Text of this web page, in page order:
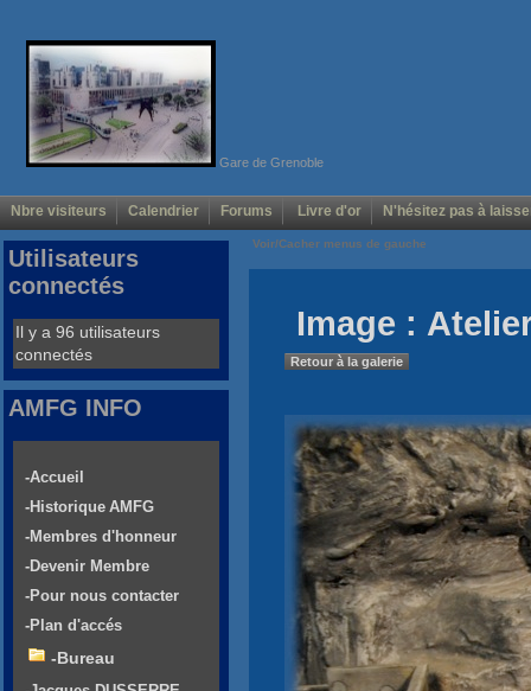
Gare de Grenoble
Nbre visiteurs Calendrier Forums Livre d'or N'hésitez pas à
Voir/Cacher menus de gauche
Image :
Retour à la galerie
Utilisateurs
connectés
Il y a 96 utilisateurs
connectés
AMFG INFO
-Accueil
-Historique AMFG
-Membres d'honneur
-Devenir Membre
-Pour nous contacter
-Plan d'accés
-Bureau